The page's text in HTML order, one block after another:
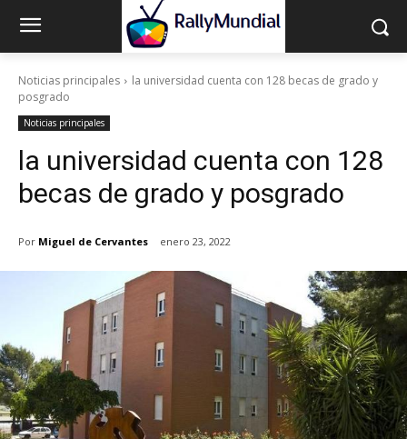
Noticias principales
la universidad cuenta con 128 becas de grado y
posgrado
Noticias principales
la universidad cuenta con 128
becas de grado y posgrado
Por Miguel de Cervantes enero 23, 2022